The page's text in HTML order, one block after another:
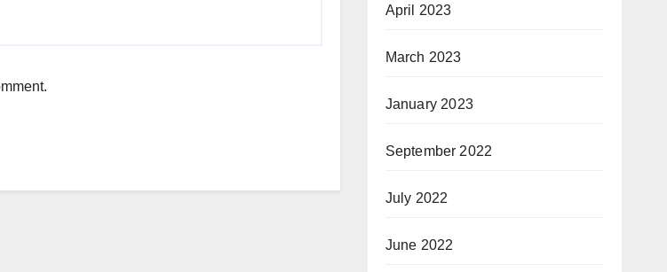
April 2023
March 2023
January 2023
September 2022
July 2022
June 2022